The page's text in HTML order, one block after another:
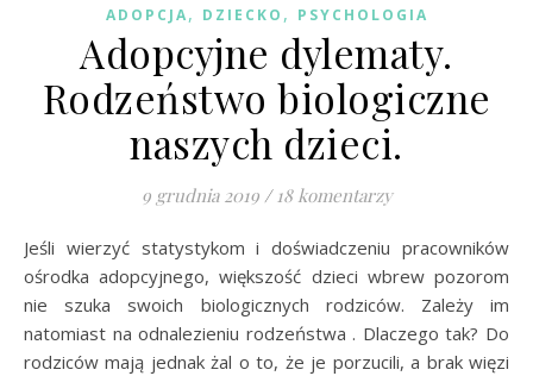
ADOPCJA, DZIECKO , PSYCHOLOGIA
Adopcyjne dylematy.
Rodzeństwo biologiczne
naszych dzieci.
9 grudnia 2019 / 18 komentarzy
Jeśli wierzyć statystykom i doświadczeniu pracowników
ośrodka adopcyjnego, większość dzieci wbrew pozorom
nie szuka swoich biologicznych rodziców. Zależy im
natomiast na odnalezieniu rodzeństwa . Dlaczego tak? Do
rodziców mają jednak żal o to, że je porzucili, a brak więzi